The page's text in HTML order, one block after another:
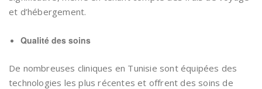
et d’hébergement.
Qualité des soins
De nombreuses cliniques en Tunisie sont équipées des
technologies les plus récentes et offrent des soins de